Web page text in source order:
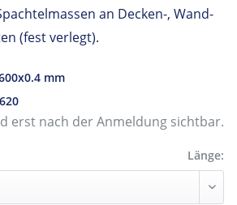
an Decken-, Wand-
(fest verlegt).
mm
erst nach der Anmeldung sichtbar.
Länge: